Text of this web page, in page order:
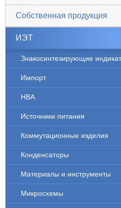
Собственная продукция
ИЭТ
Знакосинтезирующие
Импорт
НВА
Источники питания
Коммутационные изделия
Конденсаторы
Материалы и инструменты
Микросхемы